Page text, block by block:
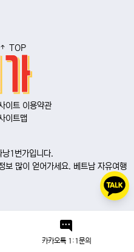
TOP
이트 이용약관
이트맵
1번가입니다.
보 많이 얻어가세요. 베트남 자유여행
카카오톡 1:1문의